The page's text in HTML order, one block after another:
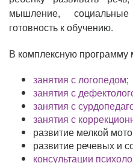
мышление,
готовность к обучению.
В комплексную программу
занятия с логопедом;
занятия с
занятия с
занятия с
развитие мелкой
развитие речевых и
консультации